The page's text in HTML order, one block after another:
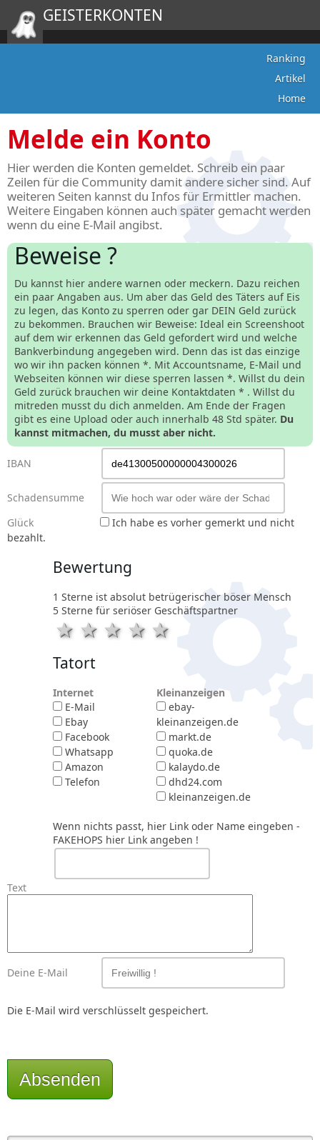
GEISTERKONTEN
Ranking
Artikel
Home
Melde ein Konto
Hier werden die Konten gemeldet. Schreib ein paar
Zeilen für die Community damit andere sicher sind. Auf
weiteren Seiten kannst du Infos für Ermittler machen.
Weitere Eingaben können auch später gemacht werden
wenn du eine E-Mail angibst.
Beweise ?
Du kannst hier andere warnen oder meckern. Dazu reichen
ein paar Angaben aus. Um aber das Geld des Täters auf Eis
zu legen, das Konto zu sperren oder gar DEIN Geld zurück
zu bekommen. Brauchen wir Beweise: Ideal ein Screenshoot
auf dem wir erkennen das Geld gefordert wird und welche
Bankverbindung angegeben wird. Denn das ist das einzige
wo wir ihn packen können *. Mit Accountsname, E-Mail und
Webseiten können wir diese sperren lassen *. Willst du dein
Geld zurück brauchen wir deine Kontaktdaten * . Willst du
mitreden musst du dich anmelden. Am Ende der Fragen
gibt es eine Upload oder auch innerhalb 48 Std später. Du
kannst mitmachen, du musst aber nicht.
IBAN
Schadensumme
Glück
Ich habe es vorher gemerkt und nicht
bezahlt.
Bewertung
1 Sterne ist absolut betrügerischer böser Mensch
5 Sterne für seriöser Geschäftspartner
4 Sterne
3 Sterne
2 Sterne
1 Stern
Tatort
Internet
E-Mail
Ebay
Facebook
Whatsapp
Amazon
Telefon
Kleinanzeigen
ebay-
kleinanzeigen.de
markt.de
quoka.de
kalaydo.de
dhd24.com
kleinanzeigen.de
Wenn nichts passt, hier Link oder Name eingeben -
FAKEHOPS hier Link angeben !
Text
Deine E-Mail
Die E-Mail wird verschlüsselt gespeichert.
Absenden